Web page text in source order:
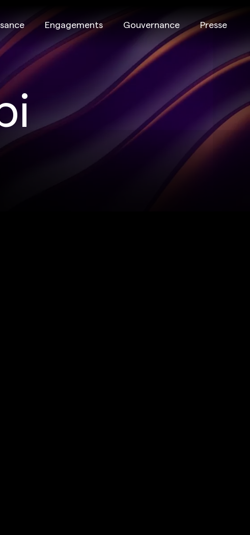
Engagements Gouvernance Presse